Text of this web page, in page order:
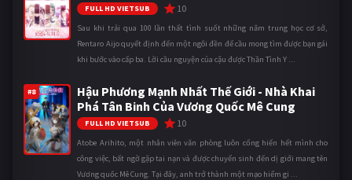
FULL HD VIETSUB 10
Sau khi trải qua 100 lần thất tình suốt những năm trung học cơ sở,
Rentaro Aijo quyết định đến một ngôi đền để cầu mong tìm được bạn gái
khi bước vào cấp ba. Lời cầu nguyện của cậu được Thần Tình Y ...
#8
Hậu Phương Mạnh Nhất Thế Giới - Nhà Khai
Phá Tân Binh Của Vương Quốc Mê Cung
FULL HD VIETSUB 10
Atobe Arihito, một nhân viên văn phòng luôn cống hiến hết mình cho
công việc, bất ngờ gặp tai nạn và được chuyển sinh đến dị giới mang tên
Vương quốc Mê Cung. Tại đây, anh trở thành một mạo hiểm gi ...